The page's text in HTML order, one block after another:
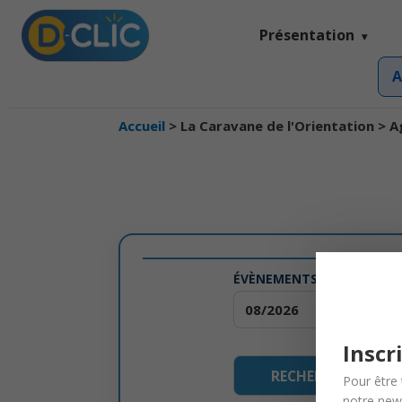
Présentation
Accueil > La Caravane de l'Orientation >
ÉVÈNEMENTS À PARTIR DE
Pour être